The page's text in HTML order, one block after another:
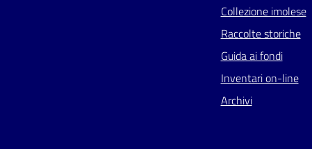
Collezione imolese
Raccolte storiche
Guida ai fondi
Inventari on-line
Archivi